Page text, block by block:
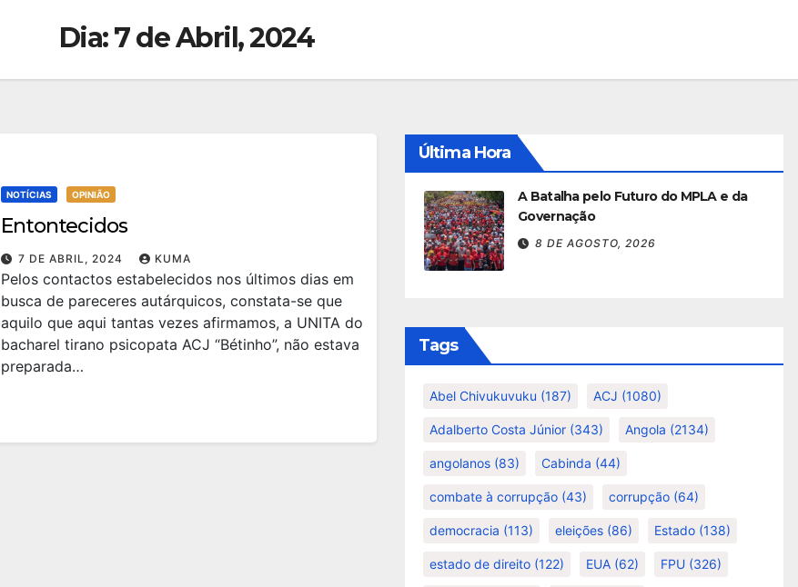
Dia:7 de Abril, 2024
NOTÍCIAS OPINIÃO
Entontecidos
7 DE ABRIL, 2024 KUMA
Pelos contactos estabelecidos nos últimos dias em
busca de pareceres autárquicos, constata-se que
aquilo que aqui tantas vezes afirmamos, a UNITA do
bacharel tirano psicopata ACJ “Bétinho”, não estava
preparada…
Última Hora
A Batalha pelo Futuro do MPLA e da
Governação
8 DE AGOSTO, 2026
Tags
Abel Chivukuvuku (187) ACJ (1080)
Adalberto Costa Júnior (343) Angola (2134)
angolanos (83) Cabinda (44)
combate à corrupção (43) corrupção (64)
democracia (113) eleições (86) Estado (138)
estado de direito (122) EUA (62) FPU (326)